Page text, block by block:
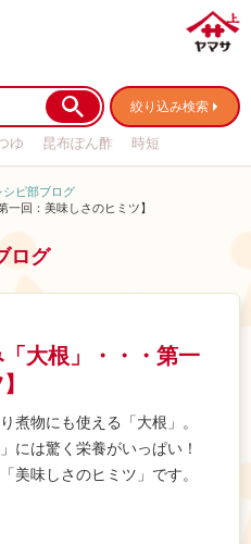
絞り込み検索
ゆ 昆布ぽん酢
時短
ピ部ブログ
一回：美味しさのヒミツ】
ログ
「大根」・・・第一
煮物にも使える「大根」。
には驚く栄養がいっぱい！
美味しさのヒミツ」です。